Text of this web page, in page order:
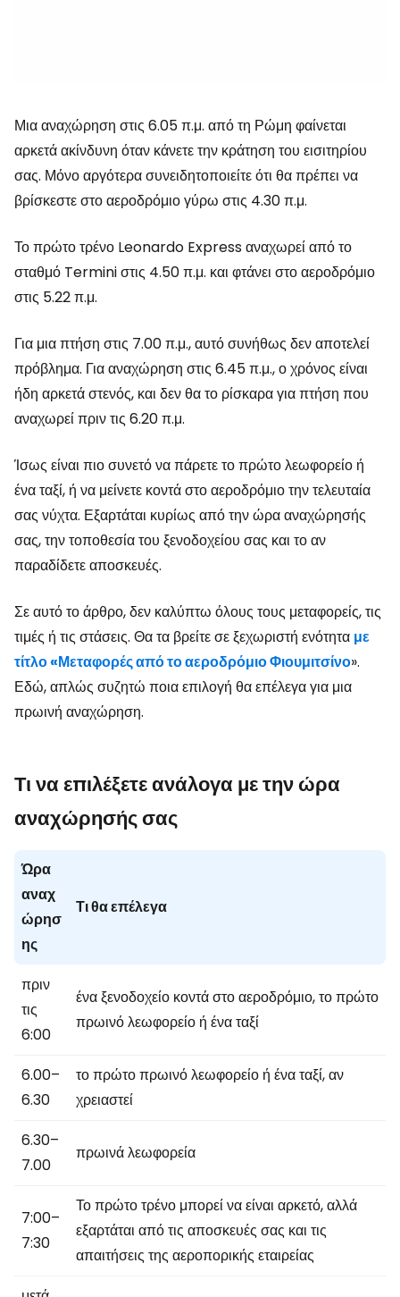
Μια αναχώρηση στις 6.05 π.μ. από τη Ρώμη φαίνεται
αρκετά ακίνδυνη όταν κάνετε την κράτηση του εισιτηρίου
σας. Μόνο αργότερα συνειδητοποιείτε ότι θα πρέπει να
βρίσκεστε στο αεροδρόμιο γύρω στις 4.30 π.μ.
Το πρώτο τρένο Leonardo Express αναχωρεί από το
σταθμό Termini στις 4.50 π.μ. και φτάνει στο αεροδρόμιο
στις 5.22 π.μ.
Για μια πτήση στις 7.00 π.μ., αυτό συνήθως δεν αποτελεί
πρόβλημα. Για αναχώρηση στις 6.45 π.μ., ο χρόνος είναι
ήδη αρκετά στενός, και δεν θα το ρίσκαρα για πτήση που
αναχωρεί πριν τις 6.20 π.μ.
Ίσως είναι πιο συνετό να πάρετε το πρώτο λεωφορείο ή
ένα ταξί, ή να μείνετε κοντά στο αεροδρόμιο την τελευταία
σας νύχτα. Εξαρτάται κυρίως από την ώρα αναχώρησής
σας, την τοποθεσία του ξενοδοχείου σας και το αν
παραδίδετε αποσκευές.
Σε αυτό το άρθρο, δεν καλύπτω όλους τους μεταφορείς, τις
τιμές ή τις στάσεις. Θα τα βρείτε σε ξεχωριστή ενότητα με
τίτλο «Μεταφορές από το αεροδρόμιο Φιουμιτσίνο».
Εδώ, απλώς συζητώ ποια επιλογή θα επέλεγα για μια
πρωινή αναχώρηση.
Τι να επιλέξετε ανάλογα με την ώρα
αναχώρησής σας
Ώρα
αναχ
ώρησ
ης
Τι θα επέλεγα
πριν
τις
6:00
ένα ξενοδοχείο κοντά στο αεροδρόμιο, το πρώτο
πρωινό λεωφορείο ή ένα ταξί
6.00–
6.30
το πρώτο πρωινό λεωφορείο ή ένα ταξί, αν
χρειαστεί
6.30–
7.00
πρωινά λεωφορεία
7:00–
7:30
Το πρώτο τρένο μπορεί να είναι αρκετό, αλλά
εξαρτάται από τις αποσκευές σας και τις
απαιτήσεις της αεροπορικής εταιρείας